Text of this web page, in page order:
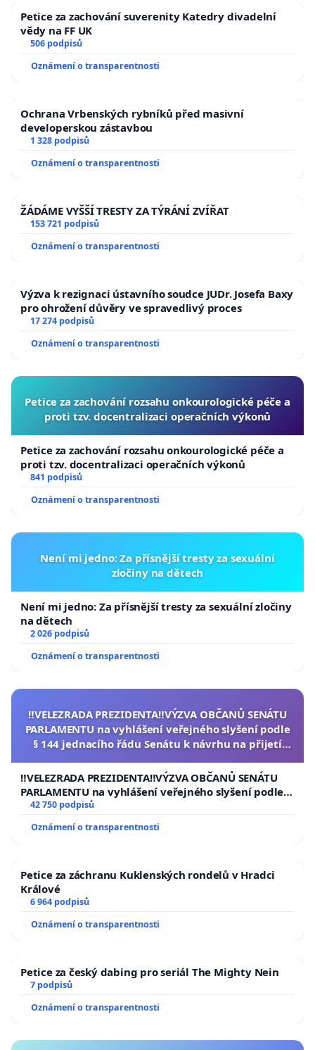
Petice za zachování suverenity Katedry divadelní
vědy na FF UK
506 podpisů
Oznámení o transparentnosti
Ochrana Vrbenských rybníků před masivní
developerskou zástavbou
1 328 podpisů
Oznámení o transparentnosti
ŽÁDÁME VYŠŠÍ TRESTY ZA TÝRÁNÍ ZVÍŘAT
153 721 podpisů
Oznámení o transparentnosti
Výzva k rezignaci ústavního soudce JUDr. Josefa Baxy
pro ohrožení důvěry ve spravedlivý proces
17 274 podpisů
Oznámení o transparentnosti
Petice za zachování rozsahu onkourologické péče a
proti tzv. docentralizaci operačních výkonů
Petice za zachování rozsahu onkourologické péče a
proti tzv. docentralizaci operačních výkonů
841 podpisů
Oznámení o transparentnosti
Není mi jedno: Za přísnější tresty za sexuální
zločiny na dětech
Není mi jedno: Za přísnější tresty za sexuální zločiny
na dětech
2 026 podpisů
Oznámení o transparentnosti
‼️VELEZRADA PREZIDENTA‼️VÝZVA OBČANŮ SENÁTU
PARLAMENTU na vyhlášení veřejného slyšení podle
§ 144 jednacího řádu Senátu k návrhu na přijetí
republiky
‼️VELEZRADA PREZIDENTA‼️VÝZVA OBČANŮ SENÁTU
PARLAMENTU na vyhlášení veřejného slyšení podle §
144 jednacího řádu Senátu k návrhu na přijetí
republiky
42 750 podpisů
Oznámení o transparentnosti
Petice za záchranu Kuklenských rondelů v Hradci
Králové
6 964 podpisů
Oznámení o transparentnosti
Petice za český dabing pro seriál The Mighty Nein
7 podpisů
Oznámení o transparentnosti